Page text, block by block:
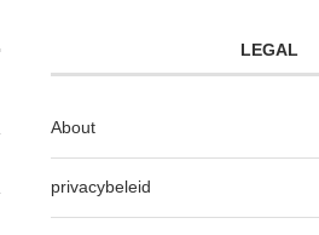
LEGAL
About
privacybeleid